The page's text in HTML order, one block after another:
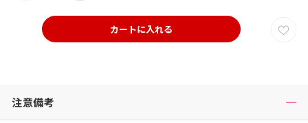
カートに入れる
注意備考